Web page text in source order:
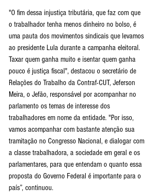
"O fim dessa injustiça tributária, que faz com que
o trabalhador tenha menos dinheiro no bolso, é
uma pauta dos movimentos sindicais que levamos
ao presidente Lula durante a campanha eleitoral.
Taxar quem ganha muito e isentar quem ganha
pouco é justiça fiscal", destacou o secretário de
Relações do Trabalho da Contraf-CUT, Jeferson
Meira, o Jefão, responsável por acompanhar no
parlamento os temas de interesse dos
trabalhadores em nome da entidade. "Por isso,
vamos acompanhar com bastante atenção sua
tramitação no Congresso Nacional, e dialogar com
a classe trabalhadora, a sociedade em geral e os
parlamentares, para que entendam o quanto essa
proposta do Governo Federal é importante para o
país”, continuou.